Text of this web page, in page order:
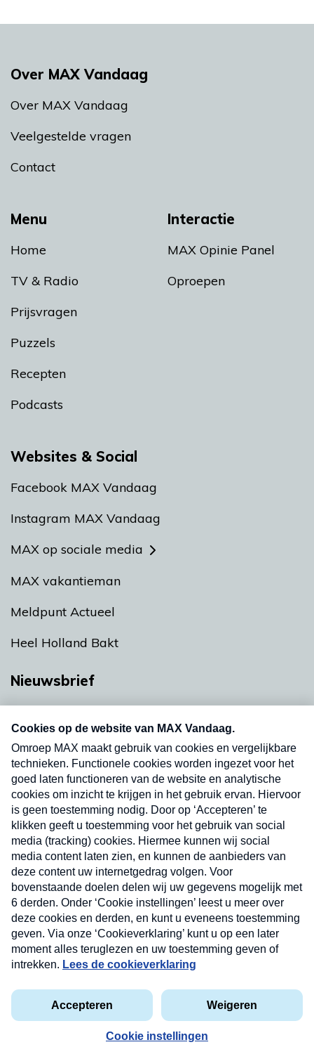
Menu
Home
TV & Radio
Prijsvragen
Puzzels
Recepten
Podcasts
Interactie
MAX Opinie Panel
Oproepen
Over MAX Vandaag
Over MAX Vandaag
Veelgestelde vragen
Contact
Websites & Social
Facebook MAX Vandaag
Instagram MAX Vandaag
MAX op sociale media
MAX vakantieman
Meldpunt Actueel
Heel Holland Bakt
Nieuwsbrief
nieuwsbrief. Elke vrijdag- en dinsdagochtend in
uw mailbox.
Verzend
Privacyverklaring
Cookieverklaring
Kwetsbaarheid melden
Copyright © 2026 MAX Vandaag - Omroep MAX
Nieuwsbrief
Neem hier een gratis abonnement op onze
nieuwsbrief. Elke vrijdag- en dinsdagochtend in uw